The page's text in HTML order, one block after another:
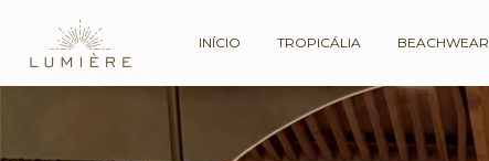
INÍCIO TROPICÁLIA BEACHWEAR